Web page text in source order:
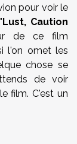
pour voir le
Lust, Caution
de ce film
l'on omet les
chose se
de voir
film. C'est un